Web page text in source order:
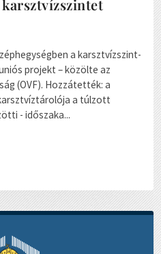
karsztvízszintet
a karsztvízszint-
projekt – közölte az
(OVF). Hozzátették: a
a túlzott
- időszaka...